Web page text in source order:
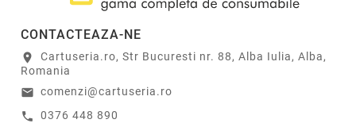
CONTACTEAZA-NE
location_on
Cartuseria.ro, Str Bucuresti nr. 88, Alba Iulia, Alba,
Romania
email comenzi@cartuseria.ro
call 0376 448 890